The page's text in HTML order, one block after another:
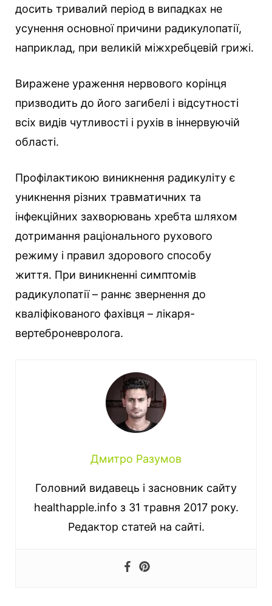
досить тривалий період в випадках не
усунення основної причини радикулопатії,
наприклад, при великій міжхребцевій грижі.
Виражене ураження нервового корінця
призводить до його загибелі і відсутності
всіх видів чутливості і рухів в іннервуючій
області.
Профілактикою виникнення радикуліту є
уникнення різних травматичних та
інфекційних захворювань хребта шляхом
дотримання раціонального рухового
режиму і правил здорового способу
життя. При виникненні симптомів
радикулопатії – раннє звернення до
кваліфікованого фахівця – лікаря-
вертеброневролога.
Дмитро Разумов
Головний видавець і засновник сайту
healthapple.info з 31 травня 2017 року.
Редактор статей на сайті.